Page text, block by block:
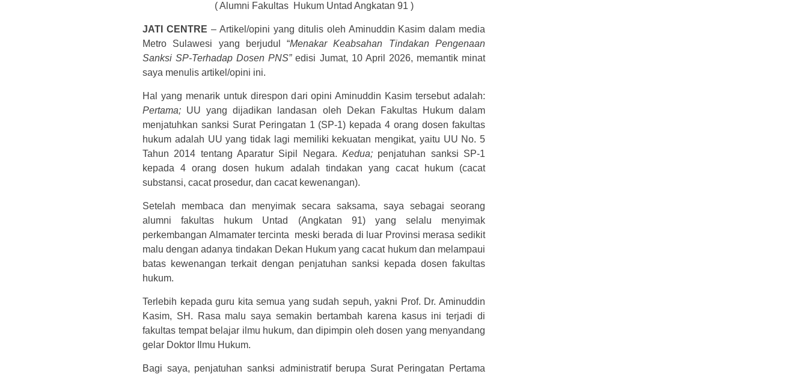
( Alumni Fakultas Hukum Untad Angkatan 91 )
JATI CENTRE – Artikel/opini yang ditulis oleh Aminuddin Kasim dalam media
Metro Sulawesi yang berjudul “Menakar Keabsahan Tindakan Pengenaan
Sanksi SP-Terhadap Dosen PNS”edisi Jumat, 10 April 2026, memantik minat
saya menulis artikel/opini ini.
Hal yang menarik untuk direspon dari opini Aminuddin Kasim tersebut adalah:
Pertama; UU yang dijadikan landasan oleh Dekan Fakultas Hukum dalam
menjatuhkan sanksi Surat Peringatan 1 (SP-1) kepada 4 orang dosen fakultas
hukum adalah UU yang tidak lagi memiliki kekuatan mengikat, yaitu UU No. 5
Tahun 2014 tentang Aparatur Sipil Negara. Kedua; penjatuhan sanksi SP-1
kepada 4 orang dosen hukum adalah tindakan yang cacat hukum (cacat
substansi, cacat prosedur, dan cacat kewenangan).
Setelah membaca dan menyimak secara saksama, saya sebagai seorang
alumni fakultas hukum Untad (Angkatan 91) yang selalu menyimak
perkembangan Almamater tercinta meski berada di luar Provinsi merasa sedikit
malu dengan adanya tindakan Dekan Hukum yang cacat hukum dan melampaui
batas kewenangan terkait dengan penjatuhan sanksi kepada dosen fakultas
hukum.
Terlebih kepada guru kita semua yang sudah sepuh, yakni Prof. Dr. Aminuddin
Kasim, SH. Rasa malu saya semakin bertambah karena kasus ini terjadi di
fakultas tempat belajar ilmu hukum, dan dipimpin oleh dosen yang menyandang
gelar Doktor Ilmu Hukum.
Bagi saya, penjatuhan sanksi administratif berupa Surat Peringatan Pertama